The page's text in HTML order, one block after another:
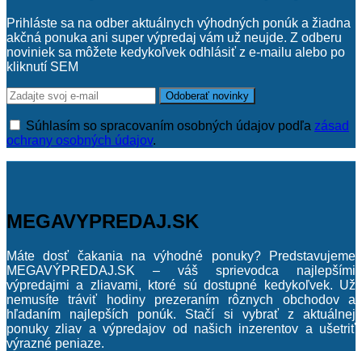
Prihláste sa na odber aktuálnych výhodných ponúk a žiadna
akčná ponuka ani super výpredaj vám už neujde. Z odberu
noviniek sa môžete kedykoľvek odhlásiť z e-mailu alebo po
kliknutí SEM
Súhlasím so spracovaním osobných údajov podľa zásad
ochrany osobných údajov.
MEGAVYPREDAJ.SK
Máte dosť čakania na výhodné ponuky? Predstavujeme
MEGAVÝPREDAJ.SK – váš sprievodca najlepšími
výpredajmi a zliavami, ktoré sú dostupné kedykoľvek. Už
nemusíte tráviť hodiny prezeraním rôznych obchodov a
hľadaním najlepších ponúk. Stačí si vybrať z aktuálnej
ponuky zliav a výpredajov od našich inzerentov a ušetriť
výrazné peniaze.